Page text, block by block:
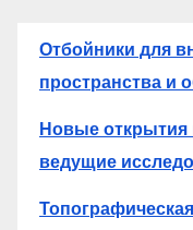
Отбойники для
пространства и
Новые открытия
ведущие